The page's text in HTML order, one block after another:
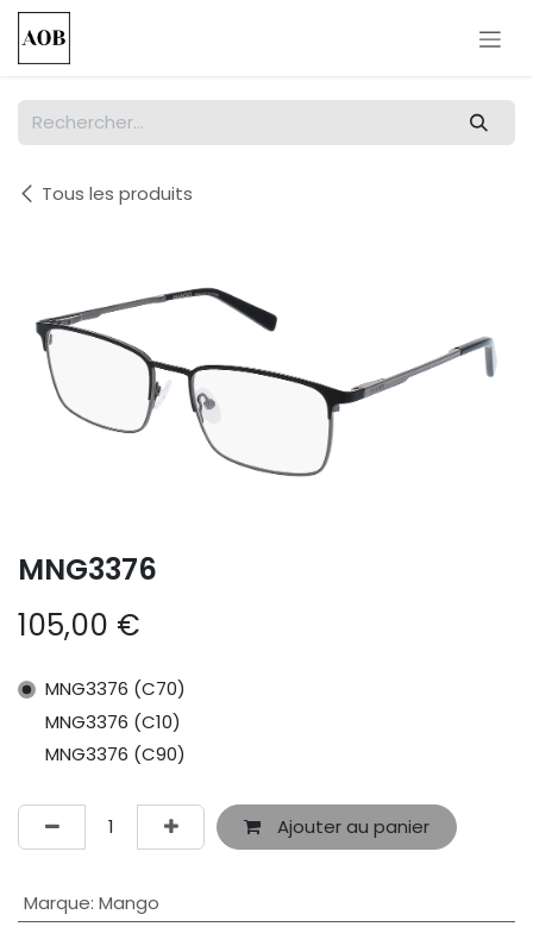
Se rendre au contenu
Tous les produits
MNG3376
105,00 €
MNG3376 (C70)
MNG3376 (C10)
MNG3376 (C90)
Ajouter au panier
Marque: Mango